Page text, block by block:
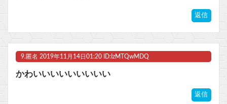
返信
9. 匿名 2019年11月14日01:20 ID:IzMTQwMDQ
かわいいいいいいいいい
返信